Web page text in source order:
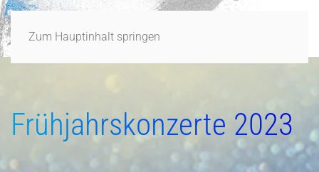
Zum Hauptinhalt springen
Frühjahrskonzerte 2023